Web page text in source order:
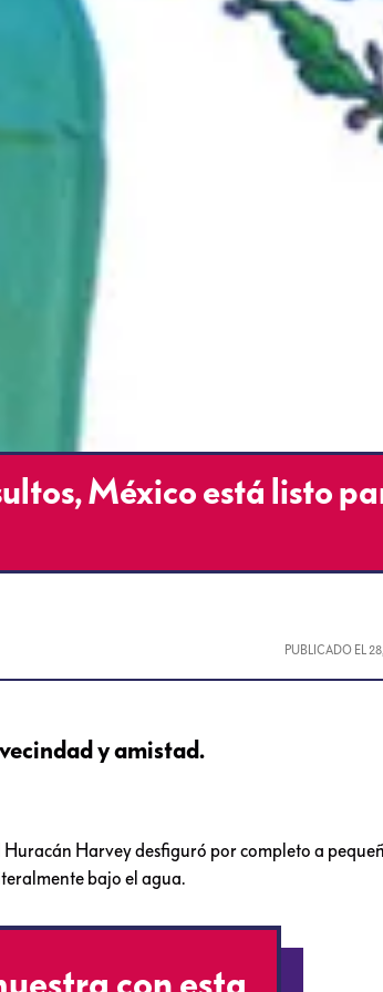
México está listo
PUBLICADO EL
y amistad.
Harvey desfiguró por completo a
bajo el agua.